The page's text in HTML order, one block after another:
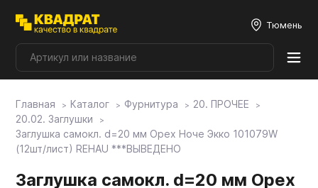
Тюмень
Плитные материалы
Фурнитура
Главная Каталог Фурнитура
20. ПРОЧЕЕ
20.02. Заглушки
Заглушка самокл. d=20 мм Орех Ноче Экко 101079W
(12шт/лист) REHAU ***ВЫВЕДЕНО
Заглушка самокл. d=20 мм Орех